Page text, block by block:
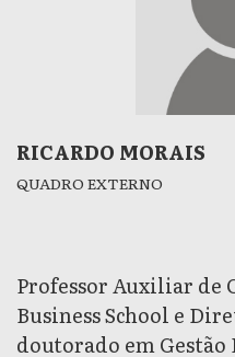
RICARDO MORAIS
QUADRO EXTERNO
Professor Auxiliar de
Business School e
doutorado em Gestão